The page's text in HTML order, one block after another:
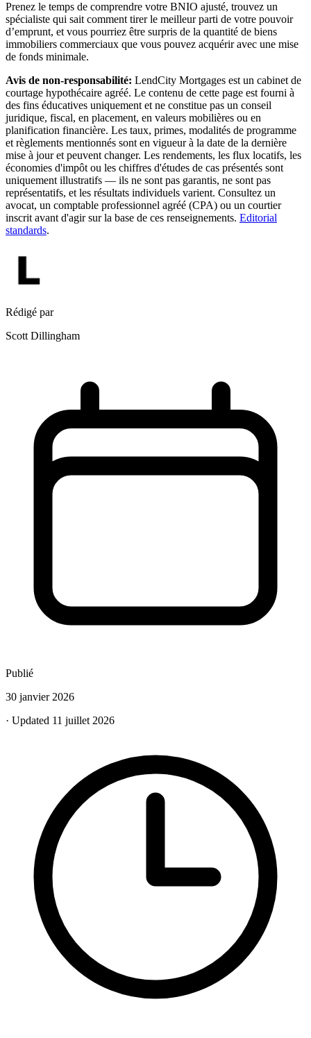
Prenez le temps de comprendre votre BNIO ajusté, trouvez un
spécialiste qui sait comment tirer le meilleur parti de votre pouvoir
d’emprunt, et vous pourriez être surpris de la quantité de biens
immobiliers commerciaux que vous pouvez acquérir avec une mise
de fonds minimale.
Avis de non-responsabilité: LendCity Mortgages est un cabinet de
courtage hypothécaire agréé. Le contenu de cette page est fourni à
des fins éducatives uniquement et ne constitue pas un conseil
juridique, fiscal, en placement, en valeurs mobilières ou en
planification financière. Les taux, primes, modalités de programme
et règlements mentionnés sont en vigueur à la date de la dernière
mise à jour et peuvent changer. Les rendements, les flux locatifs, les
économies d'impôt ou les chiffres d'études de cas présentés sont
uniquement illustratifs — ils ne sont pas garantis, ne sont pas
représentatifs, et les résultats individuels varient. Consultez un
avocat, un comptable professionnel agréé (CPA) ou un courtier
inscrit avant d'agir sur la base de ces renseignements. Editorial
standards.
Rédigé par
Scott Dillingham
Publié
30 janvier 2026
· Updated 11 juillet 2026